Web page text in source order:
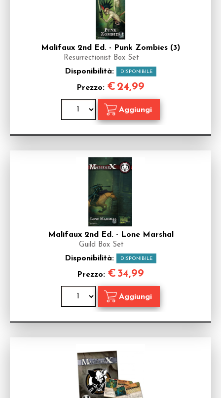
Malifaux 2nd Ed. - Punk Zombies (3)
Resurrectionist Box Set
Disponibilità: DISPONIBILE
Prezzo: € 24,99
Malifaux 2nd Ed. - Lone Marshal
Guild Box Set
Disponibilità: DISPONIBILE
Prezzo: € 34,99